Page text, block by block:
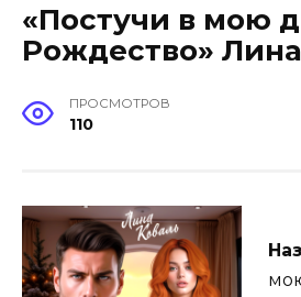
«Постучи в мою
Рождество»
ПРОСМОТРОВ
110